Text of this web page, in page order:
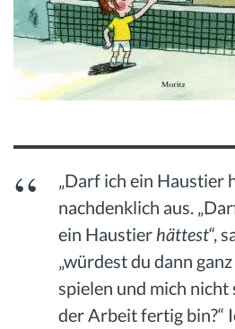
„Darf ich ein Haustier
nachdenklich aus.
ein Haustier hättest“,
„würdest du dann
spielen und mich
der Arbeit fertig bin?“